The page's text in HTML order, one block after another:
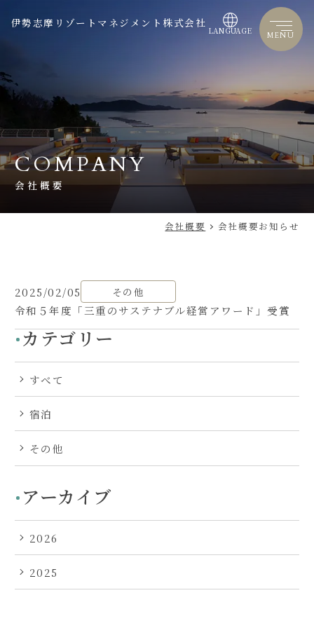
伊勢志摩リゾートマネジメント株式会社
LANGUAGE
MENU
COMPANY
会社概要
会社概要 会社概要お知らせ
2025/02/05 その他
令和５年度「三重のサステナブル経営アワード」受賞
カテゴリー
すべて
宿泊
その他
アーカイブ
2026
2025